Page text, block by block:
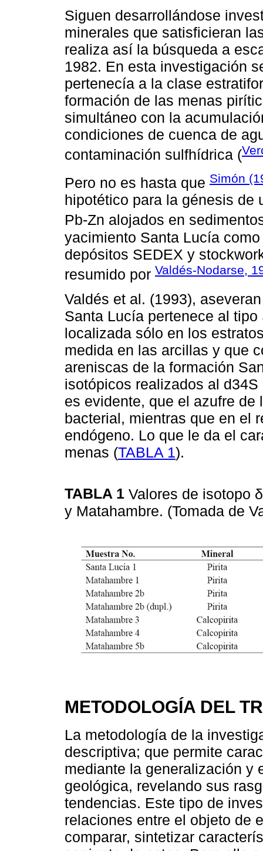
Siguen desarrollándose
minerales que satisficieran
realiza así la búsqueda a
1982. En esta investigación
pertenecía a la clase
formación de las menas
simultáneo con la
condiciones de cuenca de
contaminación sulfhídrica (
Pero no es hasta que Simón
hipotético para la génesis de
Pb-Zn alojados en
yacimiento Santa Lucía
depósitos SEDEX y
resumido por Valdés-Nodarse,
Valdés et al. (1993),
Santa Lucía pertenece al
localizada sólo en los
medida en las arcillas y que
areniscas de la formación
isotópicos realizados al
es evidente, que el azufre
bacterial, mientras que en el
endógeno. Lo que le da el
menas (TABLA 1).
TABLA 1 Valores de isotopo δ
y Matahambre. (Tomada de
METODOLOGÍA DEL
La metodología de la
descriptiva; que permite
mediante la generalización y
geológica, revelando sus
tendencias. Este tipo de
relaciones entre el objeto de
comparar, sintetizar